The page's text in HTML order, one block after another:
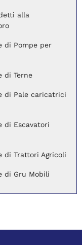
alla
di Pompe per
di Terne
di Pale caricatrici
di Escavatori
di Trattori Agricoli
di Gru Mobili